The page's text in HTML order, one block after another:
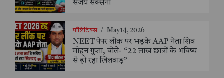
संजय सक्सेना
पॉलिटिक्स / May 14, 2026
NEET पेपर लीक पर भड़के AAP नेता शिव
मोहन गुप्ता, बोले- “22 लाख छात्रों के भविष्य
से हो रहा खिलवाड़”